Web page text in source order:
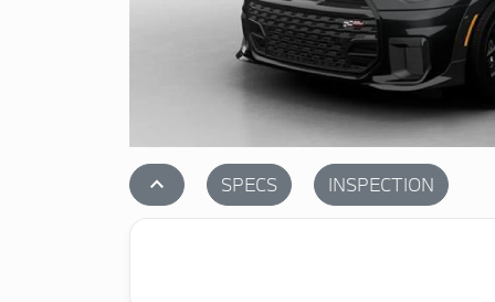
stat_1 SPECS INSPECTION